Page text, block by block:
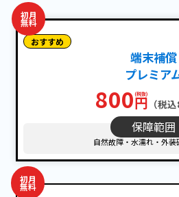
おすすめ
初月
無料
端末補償
プレミア
800円 （税
保障範囲
自然故障・水濡れ・外装
初月
無料